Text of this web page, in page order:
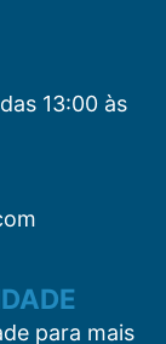
13:00 às
para mais